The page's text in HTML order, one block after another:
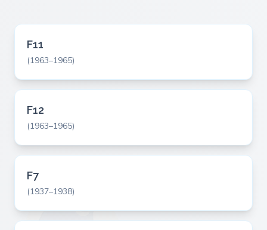
F11
(1963–1965)
F12
(1963–1965)
F7
(1937–1938)